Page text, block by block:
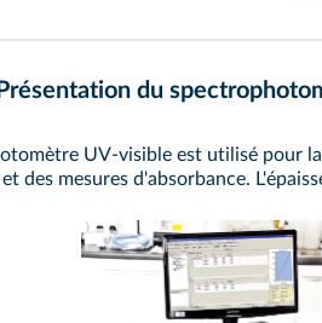
Présentation du
UV‑visible est utilisé pour
des mesures d'absorbance.